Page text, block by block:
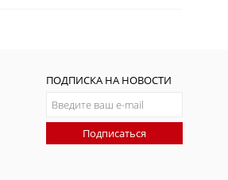
ПОДПИСКА НА НОВОСТИ
Подписаться